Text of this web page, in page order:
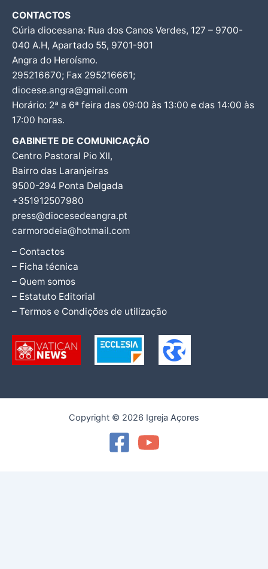
CONTACTOS
Cúria diocesana: Rua dos Canos Verdes, 127 – 9700-
040 A.H, Apartado 55, 9701-901
Angra do Heroísmo.
295216670; Fax 295216661;
diocese.angra@gmail.com
Horário: 2ª a 6ª feira das 09:00 às 13:00 e das 14:00 às
17:00 horas.
GABINETE DE COMUNICAÇÃO
Centro Pastoral Pio XII,
Bairro das Laranjeiras
9500-294 Ponta Delgada
+351912507980
press@diocesedeangra.pt
carmorodeia@hotmail.com
– Contactos
– Ficha técnica
– Quem somos
– Estatuto Editorial
– Termos e Condições de utilização
Copyright © 2026 Igreja Açores